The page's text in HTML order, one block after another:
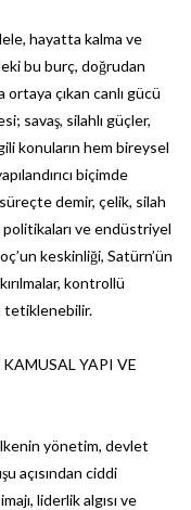
hayatta kalma ve
bu burç, doğrudan
ortaya çıkan canlı gücü
savaş, silahlı güçler,
konuların hem bireysel
biçimde
demir, çelik, silah
politikaları ve endüstriyel
keskinliği, Satürn’ün
kontrollü
tetiklenebilir.
YAPI VE
yönetim, devlet
açısından ciddi
liderlik algısı ve